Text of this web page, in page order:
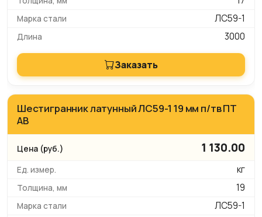
ЛС59-1
3000
Заказать
Шестигранник латунный ЛС59-1 19 мм п/тв ПТ
АВ
1 130.00
кг
19
ЛС59-1